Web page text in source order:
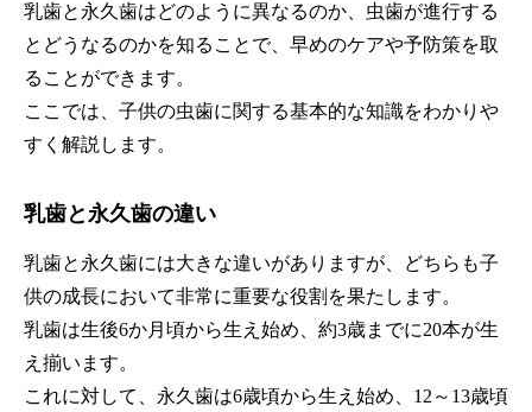
乳歯と永久歯はどのように異なるのか、虫歯が進行する
とどうなるのかを知ることで、早めのケアや予防策を取
ることができます。
ここでは、子供の虫歯に関する基本的な知識をわかりや
すく解説します。
乳歯と永久歯の違い
乳歯と永久歯には大きな違いがありますが、どちらも子
供の成長において非常に重要な役割を果たします。
乳歯は生後6か月頃から生え始め、約3歳までに20本が生
え揃います。
これに対して、永久歯は6歳頃から生え始め、12～13歳頃